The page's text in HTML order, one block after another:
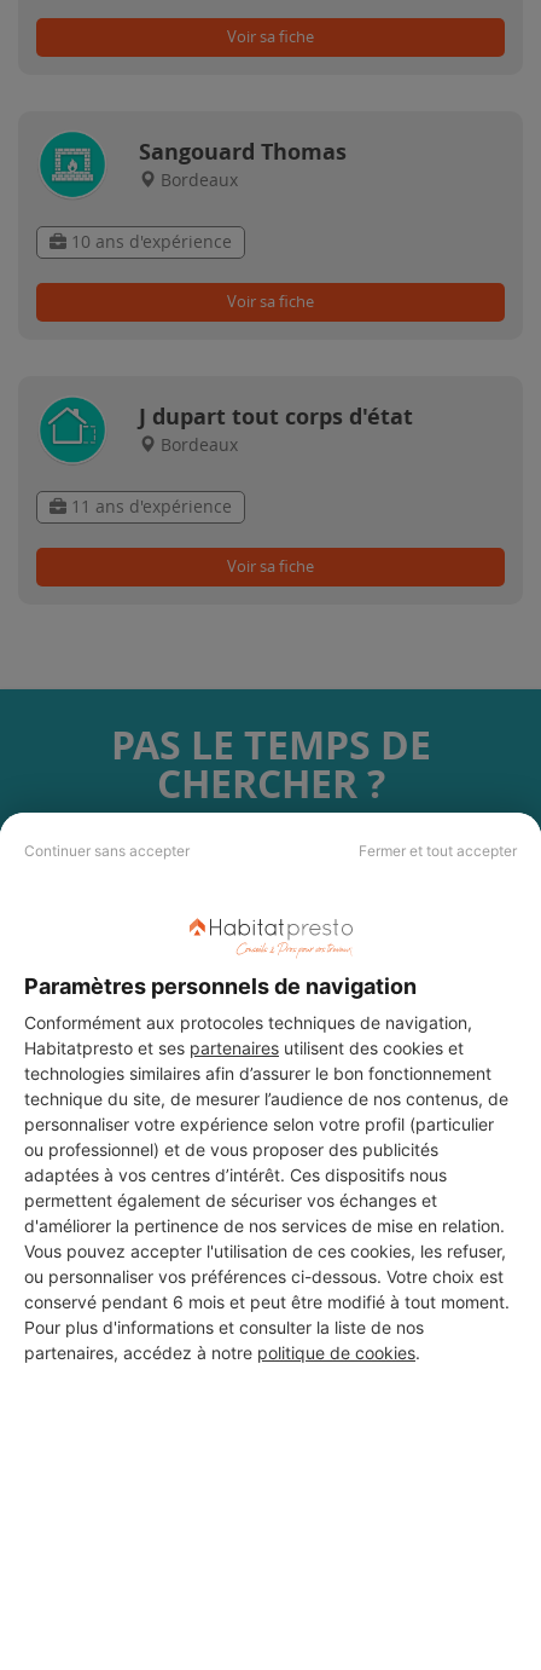
Continuer sans accepter Fermer et tout accepter
Paramètres personnels de navigation
Conformément aux protocoles techniques de navigation,
Habitatpresto et ses partenaires utilisent des cookies et
technologies similaires afin d’assurer le bon fonctionnement
technique du site, de mesurer l’audience de nos contenus, de
personnaliser votre expérience selon votre profil (particulier
ou professionnel) et de vous proposer des publicités
adaptées à vos centres d’intérêt. Ces dispositifs nous
permettent également de sécuriser vos échanges et
d'améliorer la pertinence de nos services de mise en relation.
Vous pouvez accepter l'utilisation de ces cookies, les refuser,
ou personnaliser vos préférences ci-dessous. Votre choix est
conservé pendant 6 mois et peut être modifié à tout moment.
Pour plus d'informations et consulter la liste de nos
partenaires, accédez à notre politique de cookies.
Voir sa fiche
Sangouard Thomas
Bordeaux
10 ans d'expérience
Voir sa fiche
J dupart tout corps d'état
Bordeaux
11 ans d'expérience
Voir sa fiche
PAS LE TEMPS DE
CHERCHER ?
Vous souhaitez réaliser des travaux et ne savez quel professionnel
DEMANDER UN DEVIS